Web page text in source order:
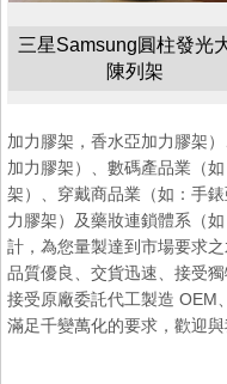
三星Samsung圓柱發光
陳列架
加力膠架，香水亞加力膠架
加力膠架）、數碼產品業（
架）、穿戴商品業（如：手
力膠架）及藥妝連鎖體系（
計，為您量製達到市場要求
品質優良、交貨迅速、接受
接受原廠委託代工製造 OEM
滿足千變萬化的要求，歡迎與